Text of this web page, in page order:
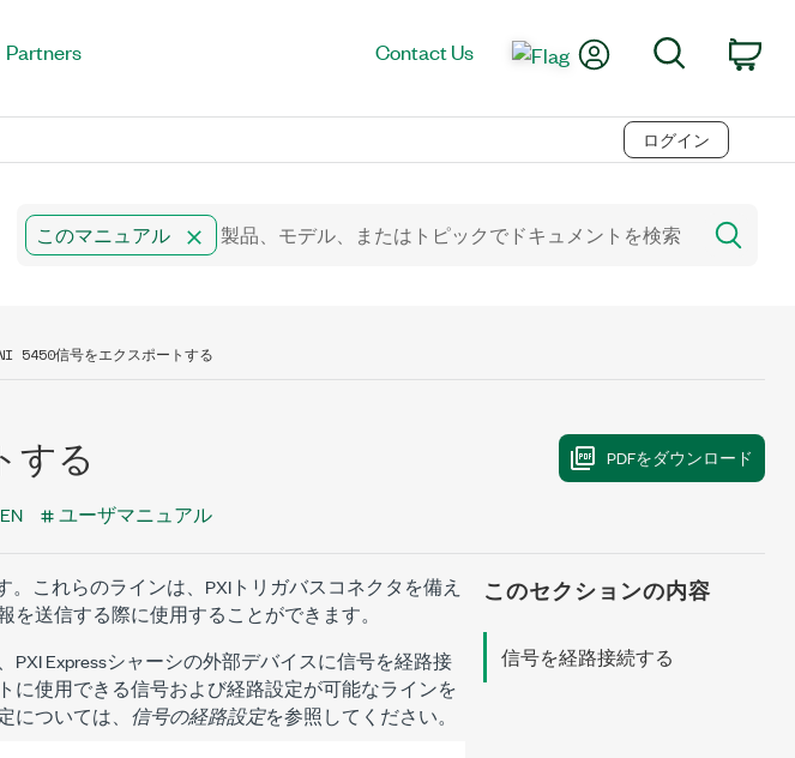
Partners Contact Us My AccountSearch
ログイン
このマニュアル
5450信号をエクスポートする
する
ユーザマニュアル
これらのラインは、PXIトリガバスコネクタを備え
送信する際に使用することができます。
Expressシャーシの外部デバイスに信号を経路接
に使用できる信号および経路設定が可能なラインを
ついては、 信号の経路設定を参照してください。
このセクションの内容
信号を経路接続する